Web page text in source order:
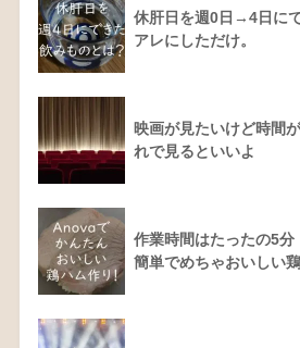
休肝日を週0日→4日に
アレにしただけ。
映画が見たいけど時間
れで見るといいよ
作業時間はたったの5
簡単でめちゃおいしい